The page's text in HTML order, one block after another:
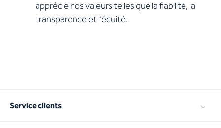
apprécie nos valeurs telles que la fiabilité, la
transparence et l’équité.
Service clients